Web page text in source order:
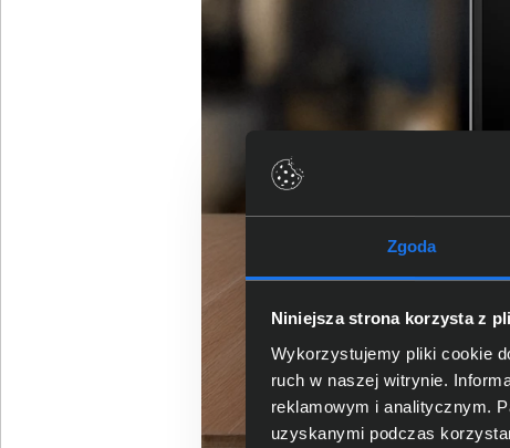
Zgoda
Niniejsza strona korzysta z
Wykorzystujemy pliki cookie
ruch w naszej witrynie.
reklamowym i analitycznym.
uzyskanymi podczas